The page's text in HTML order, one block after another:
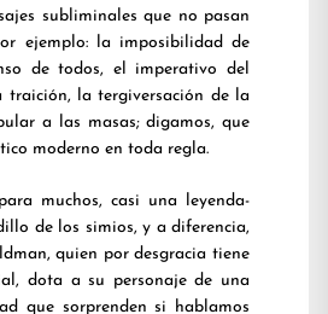
subliminales que no pasan
ejemplo: la imposibilidad de
de todos, el imperativo del
traición, la tergiversación de la
a las masas; digamos, que
moderno en toda regla.
muchos, casi una leyenda-
de los simios, y a diferencia,
quien por desgracia tiene
dota a su personaje de una
que sorprenden si hablamos